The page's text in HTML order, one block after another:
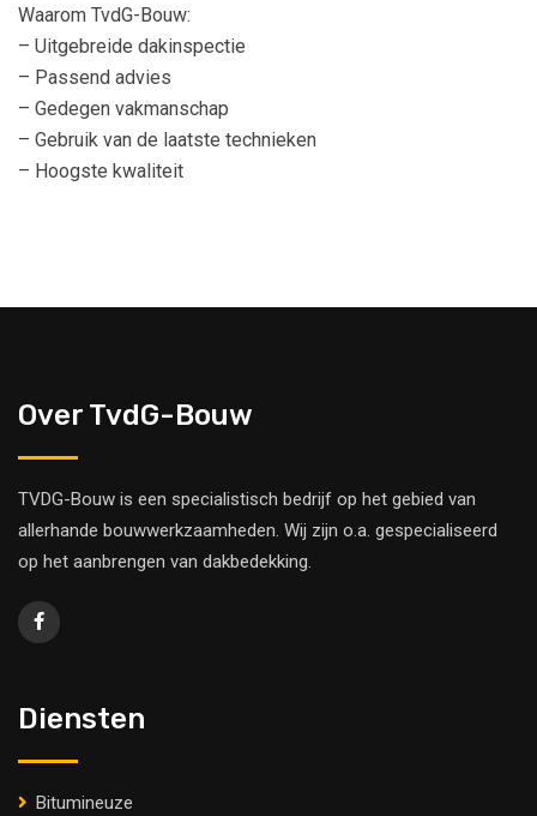
Waarom TvdG-Bouw:
– Uitgebreide dakinspectie
– Passend advies
– Gedegen vakmanschap
– Gebruik van de laatste technieken
– Hoogste kwaliteit
Over TvdG-Bouw
TVDG-Bouw is een specialistisch bedrijf op het gebied van
allerhande bouwwerkzaamheden. Wij zijn o.a. gespecialiseerd
op het aanbrengen van dakbedekking.
Diensten
Bitumineuze